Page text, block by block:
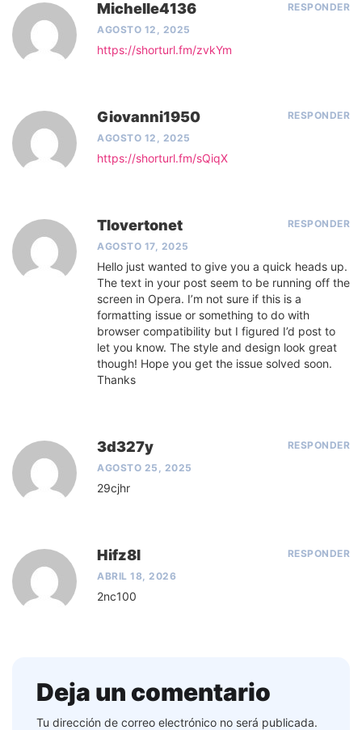
Michelle4136
AGOSTO 12, 2025
RESPONDER
https://shorturl.fm/zvkYm
Giovanni1950
AGOSTO 12, 2025
RESPONDER
https://shorturl.fm/sQiqX
Tlovertonet
AGOSTO 17, 2025
RESPONDER
Hello just wanted to give you a quick heads up.
The text in your post seem to be running off the
screen in Opera. I’m not sure if this is a
formatting issue or something to do with
browser compatibility but I figured I’d post to
let you know. The style and design look great
though! Hope you get the issue solved soon.
Thanks
3d327y
AGOSTO 25, 2025
RESPONDER
29cjhr
Hifz8l
ABRIL 18, 2026
RESPONDER
2nc100
Deja un comentario
Tu dirección de correo electrónico no será publicada.